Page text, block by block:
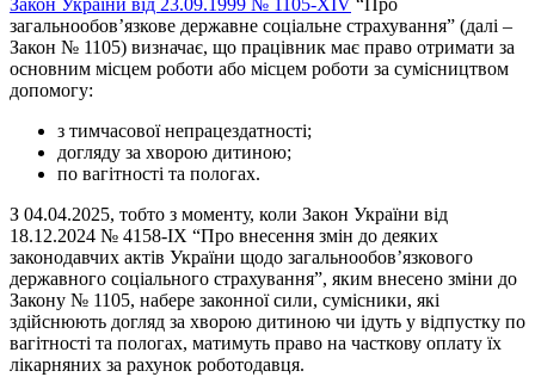
Закон України від 23.09.1999 № 1105-XIV “Про
загальнообов’язкове державне соціальне страхування” (далі –
Закон № 1105) визначає, що працівник має право отримати за
основним місцем роботи або місцем роботи за сумісництвом
допомогу:
з тимчасової непрацездатності;
догляду за хворою дитиною;
по вагітності та пологах.
З 04.04.2025, тобто з моменту, коли Закон України від
18.12.2024 № 4158-IX “Про внесення змін до деяких
законодавчих актів України щодо загальнообов’язкового
державного соціального страхування”, яким внесено зміни до
Закону № 1105, набере законної сили, сумісники, які
здійснюють догляд за хворою дитиною чи ідуть у відпустку по
вагітності та пологах, матимуть право на часткову оплату їх
лікарняних за рахунок роботодавця.